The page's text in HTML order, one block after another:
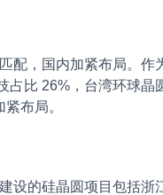
配，国内加紧布局。 作
占比 26%，台湾环球
布局。
设的硅晶圆项目包括